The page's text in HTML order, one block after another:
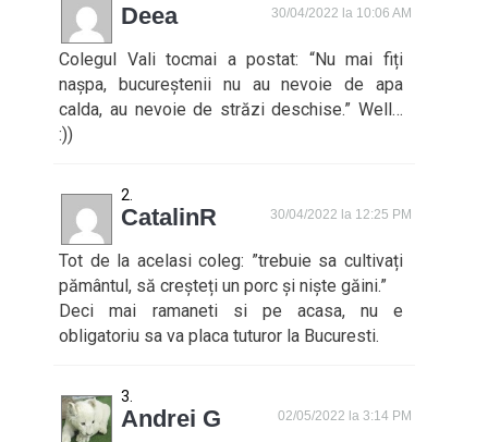
Deea 30/04/2022 la 10:06 AM
Colegul Vali tocmai a postat: “Nu mai fiți
nașpa, bucureștenii nu au nevoie de apa
calda, au nevoie de străzi deschise.” Well…
:))
CatalinR 30/04/2022 la 12:25 PM
Tot de la acelasi coleg: ”trebuie sa cultivați
pământul, să creșteți un porc și niște găini.”
Deci mai ramaneti si pe acasa, nu e
obligatoriu sa va placa tuturor la Bucuresti.
Andrei G 02/05/2022 la 3:14 PM